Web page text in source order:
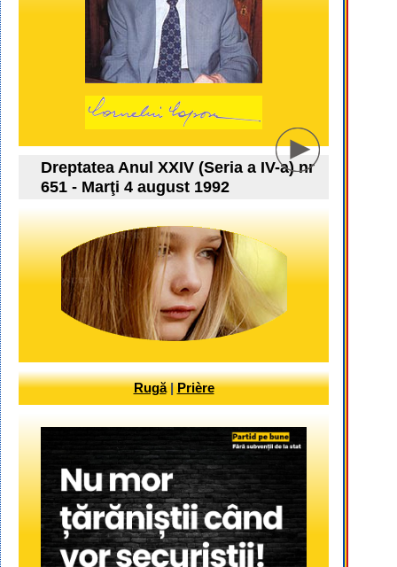
Dreptatea Anul XXIV (Seria a IV-a) nr
651 - Marţi 4 august 1992
Rugă|Prière